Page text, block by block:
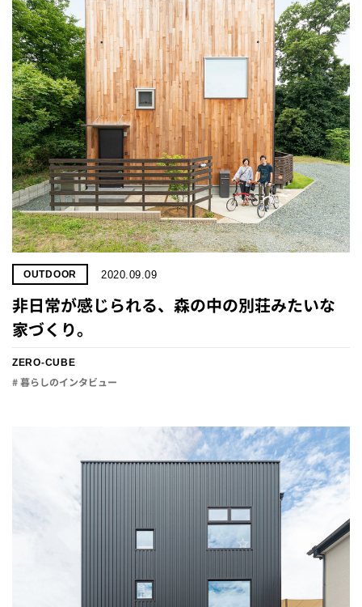
OUTDOOR 2020.09.09
非日常が感じられる、森の中の別荘みたいな
家づくり。
ZERO-CUBE
# 暮らしのインタビュー